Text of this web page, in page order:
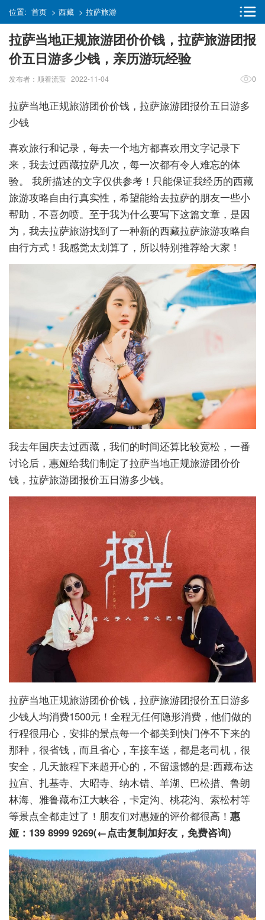
位置: 首页 > 西藏 > 拉萨旅游
拉萨当地正规旅游团价价钱，拉萨旅游团报
价五日游多少钱，亲历游玩经验
发布者：顺着流萤 2022-11-04 0
拉萨当地正规旅游团价价钱，拉萨旅游团报价五日游多
少钱
喜欢旅行和记录，每去一个地方都喜欢用文字记录下
来，我去过西藏拉萨几次，每一次都有令人难忘的体
验。 我所描述的文字仅供参考！只能保证我经历的西藏
旅游攻略自由行真实性，希望能给去拉萨的朋友一些小
帮助，不喜勿喷。至于我为什么要写下这篇文章，是因
为，我去拉萨旅游找到了一种新的西藏拉萨旅游攻略自
由行方式！我感觉太划算了，所以特别推荐给大家！
我去年国庆去过西藏，我们的时间还算比较宽松，一番
讨论后，惠娅给我们制定了拉萨当地正规旅游团价价
钱，拉萨旅游团报价五日游多少钱。
拉萨当地正规旅游团价价钱，拉萨旅游团报价五日游多
少钱人均消费1500元！全程无任何隐形消费，他们做的
行程很用心，安排的景点每一个都美到快门停不下来的
那种，很省钱，而且省心，车接车送，都是老司机，很
安全，几天旅程下来超开心的，不留遗憾的是:西藏布达
拉宫、扎基寺、大昭寺、纳木错、羊湖、巴松措、鲁朗
林海、雅鲁藏布江大峡谷，卡定沟、桃花沟、索松村等
等景点全都走过了！朋友们对惠娅的评价都很高！ 惠
娅：139 8999 9269(←点击复制加好友，免费咨询)